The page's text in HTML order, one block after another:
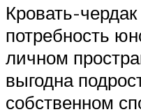
Кровать-
потребность
личном
выгодна
собственном